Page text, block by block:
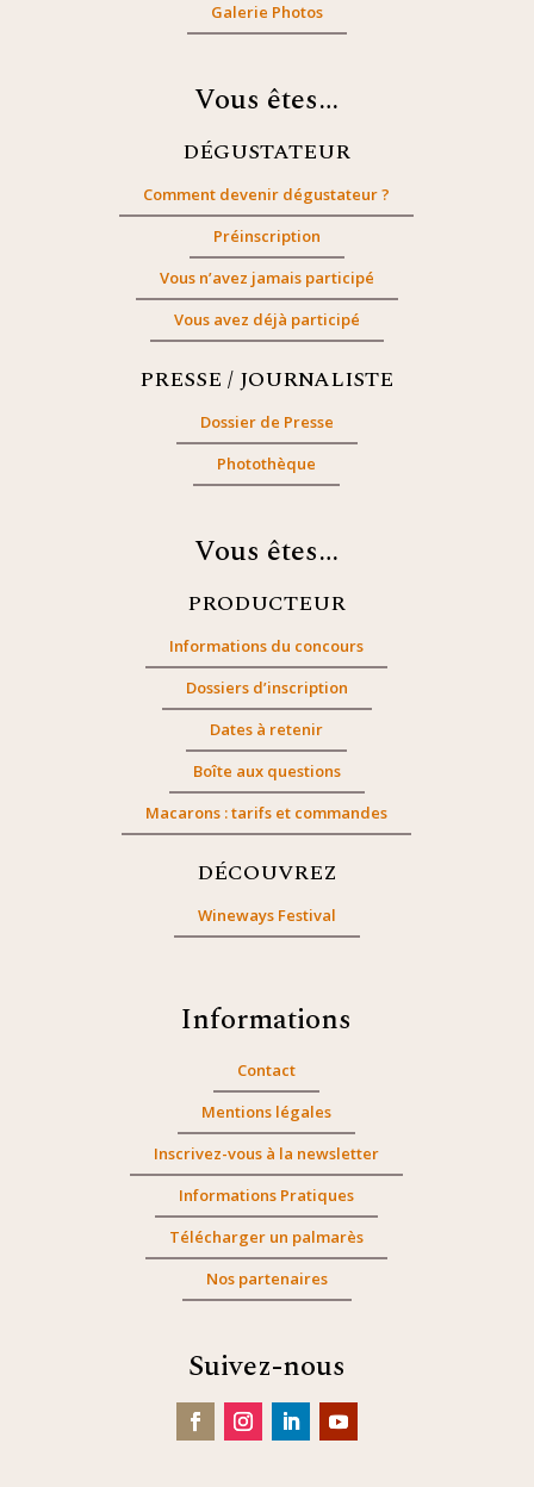
Galerie Photos
Vous êtes…
DÉGUSTATEUR
Comment devenir dégustateur ?
Préinscription
Vous n’avez jamais participé
Vous avez déjà participé
PRESSE / JOURNALISTE
Dossier de Presse
Photothèque
Vous êtes…
PRODUCTEUR
Informations du concours
Dossiers d’inscription
Dates à retenir
Boîte aux questions
Macarons : tarifs et commandes
DÉCOUVREZ
Wineways Festival
Informations
Contact
Mentions légales
Inscrivez-vous à la newsletter
Informations Pratiques
Télécharger un palmarès
Nos partenaires
Suivez-nous